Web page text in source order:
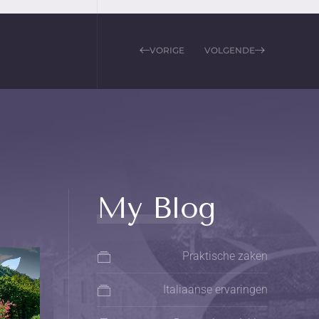
VORIGE VOLGENDE
My Blog
Praktische zaken
Italiaanse ervaringen